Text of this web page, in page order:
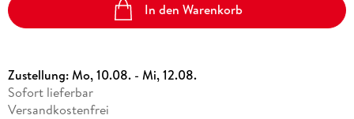
In den Warenkorb
Zustellung:Mo, 10.08. - Mi, 12.08.
Sofort lieferbar
Versandkostenfrei